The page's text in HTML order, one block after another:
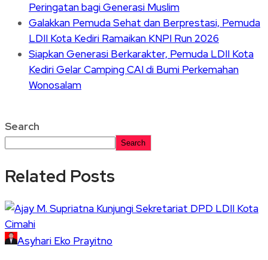
Peringatan bagi Generasi Muslim
Galakkan Pemuda Sehat dan Berprestasi, Pemuda
LDII Kota Kediri Ramaikan KNPI Run 2026
Siapkan Generasi Berkarakter, Pemuda LDII Kota
Kediri Gelar Camping CAI di Bumi Perkemahan
Wonosalam
Search
Search
Related Posts
Asyhari Eko Prayitno